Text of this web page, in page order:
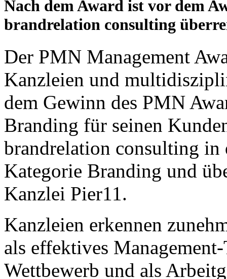
Nach dem Award ist vor dem
brandrelation consulting
Der PMN Management
Kanzleien und
dem Gewinn des PMN
Branding für seinen
brandrelation consulting in
Kategorie Branding und
Kanzlei Pier11.
Kanzleien erkennen
als effektives
Wettbewerb und als